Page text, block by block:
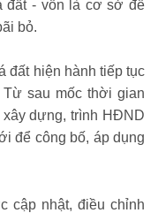
đất - vốn là cơ sở để
bỏ.
đất hiện hành tiếp tục
Từ sau mốc thời gian
xây dựng, trình HĐND
để công bố, áp dụng
cập nhật, điều chỉnh